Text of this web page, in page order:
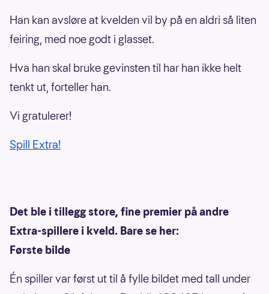
Han kan avsløre at kvelden vil by på en aldri så liten
feiring, med noe godt i glasset.
Hva han skal bruke gevinsten til har han ikke helt
tenkt ut, forteller han.
Vi gratulerer!
Spill Extra!
Det ble i tillegg store, fine premier på andre
Extra-spillere i kveld. Bare se her:
Første bilde
Én spiller var først ut til å fylle bildet med tall under